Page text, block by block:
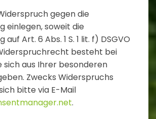
gegen die
einlegen, soweit die
Art. 6 Abs. 1 S. 1 lit. f) DSGVO
besteht bei
sich aus Ihrer besonderen
Zwecks Widerspruchs
bitte via E-Mail
.